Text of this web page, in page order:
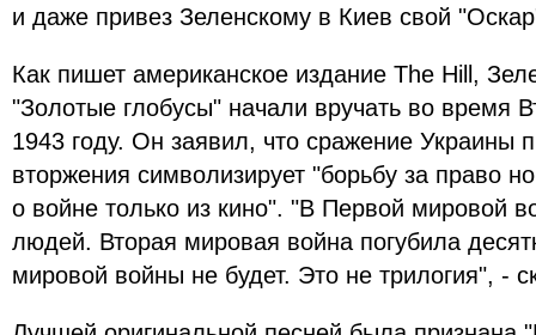
и даже привез Зеленскому в Киев свой
Как пишет американское издание The Hill,
"Золотые глобусы" начали вручать во время
1943 году. Он заявил, что сражение Украины
вторжения символизирует "борьбу за право
о войне только из кино". "В Первой мировой
людей. Вторая мировая война погубила
мировой войны не будет. Это не трилогия", -